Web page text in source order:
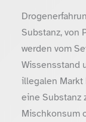
Substanz, von
werden vom
Wissensstand
illegalen
eine Substanz
Mischkonsum